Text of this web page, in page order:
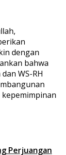
dengan
bahwa
WS-RH
Perjuangan